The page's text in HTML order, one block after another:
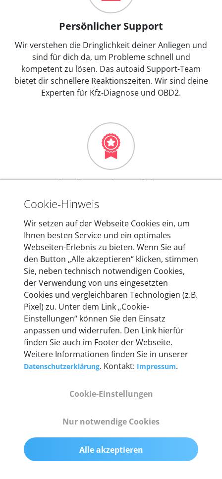
Persönlicher Support
Wir verstehen die Dringlichkeit deiner Anliegen und
sind für dich da, um Probleme schnell und
kompetent zu lösen. Das autoaid Support-Team
bietet dir schnellere Reaktionszeiten. Wir sind deine
Experten für Kfz-Diagnose und OBD2.
Mehr als 10 Jahre Erfahrung
In den Kfz-Diagnosegeräten von autoaid stecken
entwickeln wir unsere Produkte am Standort in
Berlin laufend weiter. Auf diese Qualität vertrauen
heute mehr als 60.000 Privatkunden und
Unternehmen.
Technische Details &
Lieferumfang
55 mm x 25 mm x 12 mm
200 g
Cookie-Hinweis
Wir setzen auf der Webseite Cookies ein, um
Ihnen besten Service und ein optimales
Webseiten-Erlebnis zu bieten. Wenn Sie auf
den Button „Alle akzeptieren“ klicken, stimmen
Sie, neben technisch notwendigen Cookies,
der Verwendung von uns eingesetzten
Cookies und vergleichbaren Technologien (z.B.
Pixel) zu. Unter dem Link „Cookie-
Einstellungen“ können Sie den Einsatz
anpassen und widerrufen. Den Link hierfür
finden Sie auch im Footer der Webseite.
Weitere Informationen finden Sie in unserer
Datenschutzerklärung. Kontakt: Impressum.
Cookie-Einstellungen
Nur notwendige Cookies
Alle akzeptieren